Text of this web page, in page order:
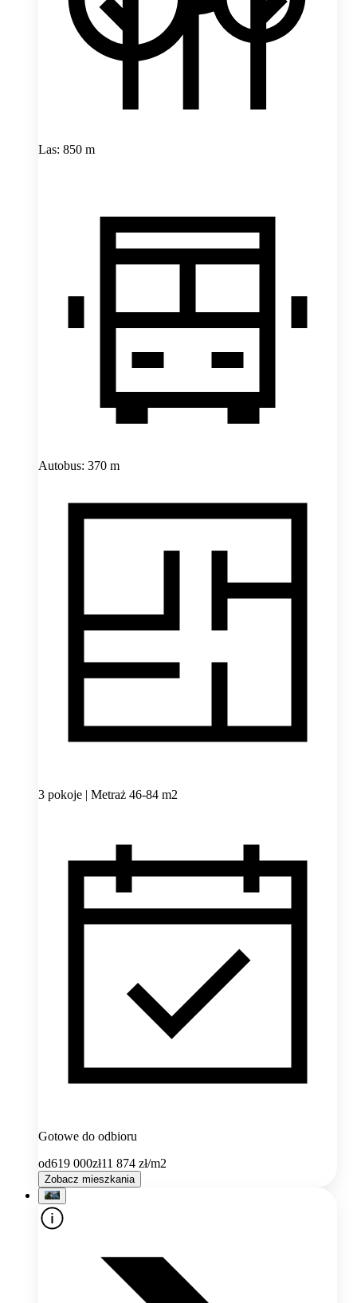
Las: 850 m
Autobus: 370 m
3 pokoje | Metraż 46-84 m2
Gotowe do odbioru
od619 000zł11 874 zł/m2
Zobacz mieszkania